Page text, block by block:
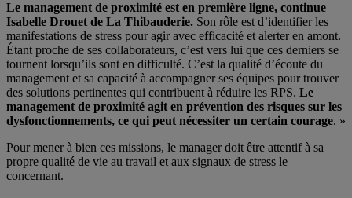
Le management de proximité est en première ligne, continue
Isabelle Drouet de La Thibauderie. Son rôle est d’identifier les
manifestations de stress pour agir avec efficacité et alerter en amont.
Étant proche de ses collaborateurs, c’est vers lui que ces derniers se
tournent lorsqu’ils sont en difficulté. C’est la qualité d’écoute du
management et sa capacité à accompagner ses équipes pour trouver
des solutions pertinentes qui contribuent à réduire les RPS. Le
management de proximité agit en prévention des risques sur les
dysfonctionnements, ce qui peut nécessiter un certain courage. »
Pour mener à bien ces missions, le manager doit être attentif à sa
propre qualité de vie au travail et aux signaux de stress le
concernant.